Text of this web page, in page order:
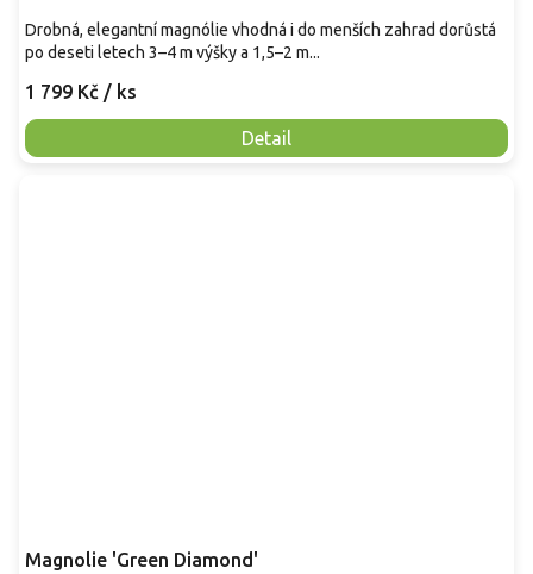
1 799 Kč / ks
Detail
Drobná, elegantní magnólie vhodná i do menších zahrad dorůstá
po deseti letech 3–4 m výšky a 1,5–2 m...
Magnolie 'Green Diamond'